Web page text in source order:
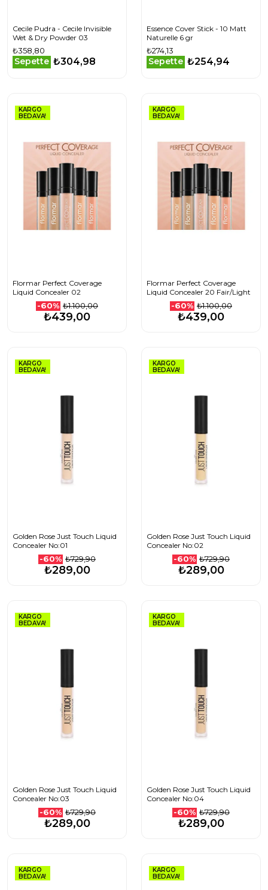
Cecile Pudra - Cecile Invisible
Wet & Dry Powder 03
₺358,80
Sepette ₺304,98
Essence Cover Stick - 10 Matt
Naturelle 6 gr
₺274,13
Sepette ₺254,94
KARGO
BEDAVA!
Flormar Perfect Coverage
Liquid Concealer 02
-60% ₺1.100,00
₺439,00
KARGO
BEDAVA!
Flormar Perfect Coverage
Liquid Concealer 20 Fair/Light
-60% ₺1.100,00
₺439,00
KARGO
BEDAVA!
Golden Rose Just Touch Liquid
Concealer No:01
-60% ₺729,90
₺289,00
KARGO
BEDAVA!
Golden Rose Just Touch Liquid
Concealer No:02
-60% ₺729,90
₺289,00
KARGO
BEDAVA!
Golden Rose Just Touch Liquid
Concealer No:03
-60% ₺729,90
₺289,00
KARGO
BEDAVA!
Golden Rose Just Touch Liquid
Concealer No:04
-60% ₺729,90
₺289,00
KARGO
BEDAVA!
KARGO
BEDAVA!